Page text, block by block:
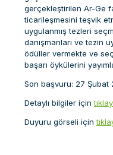
gerçekleştirilen Ar-Ge
ticarileşmesini teşvik
uygulanmış tezleri
danışmanları ve tezin
ödüller vermekte ve
başarı öykülerini
Son başvuru: 27 Şubat
Detaylı bilgiler için
Duyuru görseli için